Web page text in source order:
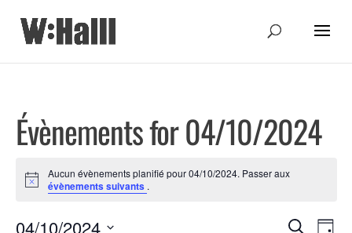
Évènements for 04/10/2024
Notice
Aucun évènements planifié pour 04/10/2024. Passer aux
évènements suivants .
Recherche
04/10/2024